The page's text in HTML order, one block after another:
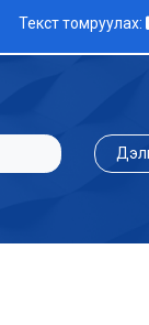
Текст томруулах: